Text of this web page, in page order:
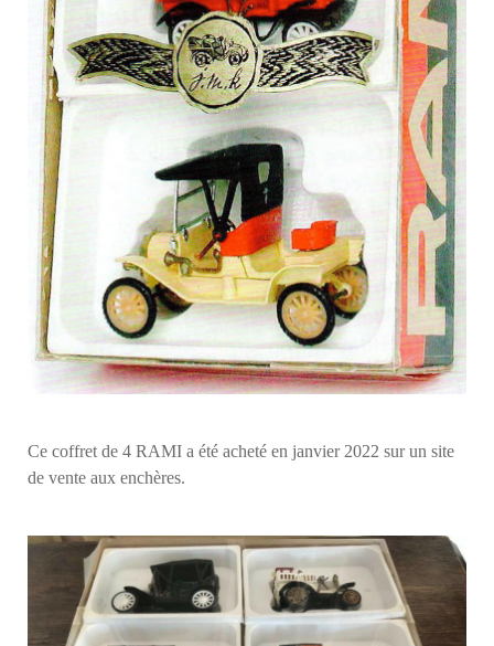
Ce coffret de 4 RAMI a été acheté en janvier 2022 sur un site
de vente aux enchères.